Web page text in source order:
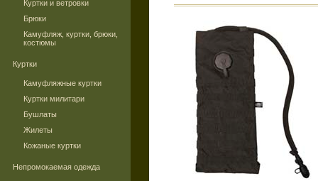
Куртки и ветровки
Брюки
Камуфляж, куртки, брюки,
костюмы
Куртки
Камуфляжные куртки
Куртки милитари
Бушлаты
Жилеты
Кожаные куртки
Непромокаемая одежда